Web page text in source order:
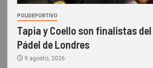
POLIDEPORTIVO
Tapia y Coello son finalistas
Pádel de Londres
9 agosto, 2026